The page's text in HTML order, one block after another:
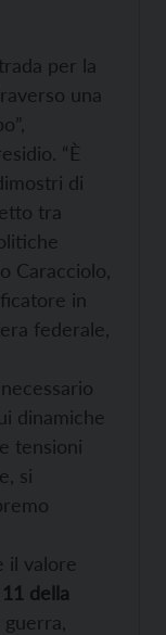
per la
una
“È
di
tra
Caracciolo,
in
federale,
dinamiche
tensioni
si
il valore
della